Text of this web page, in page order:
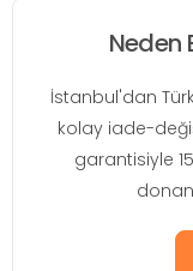
Neden
İstanbul'dan
kolay iade-
garantisiyle